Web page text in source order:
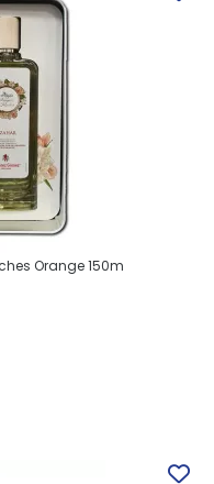
Orange 150m